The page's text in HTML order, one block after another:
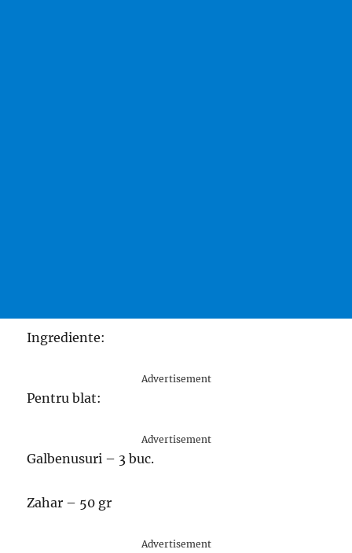
Ingrediente:
Advertisement
Pentru blat:
Advertisement
Galbenusuri – 3 buc.
Zahar – 50 gr
Advertisement